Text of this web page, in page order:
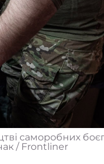
саморобних
/ Frontliner